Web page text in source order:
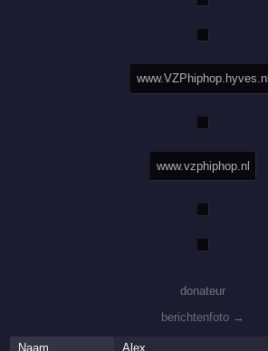
www.VZPhiphop.hyves.nl
www.vzphiphop.nl
donateur
berichtenfoto →
Naam
Alex